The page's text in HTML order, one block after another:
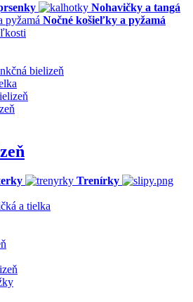
Nohavičky a tangá
Nočné košieľky a pyžamá
bielizeň
Trenírky
a tielka